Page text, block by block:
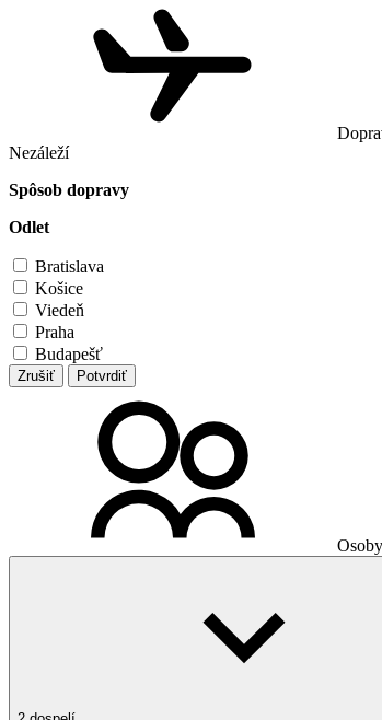
Nezáleží
Spôsob dopravy
Odlet
Bratislava
Košice
Viedeň
Praha
Budapešť
Zrušiť Potvrdiť
Osoby